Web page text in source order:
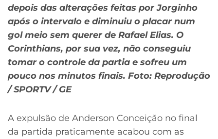
depois das alterações feitas por Jorginho
após o intervalo e diminuiu o placar num
gol meio sem querer de Rafael Elias. O
Corinthians, por sua vez, não conseguiu
tomar o controle da partia e sofreu um
pouco nos minutos finais. Foto: Reprodução
/ SPORTV / GE
A expulsão de Anderson Conceição no final
da partida praticamente acabou com as